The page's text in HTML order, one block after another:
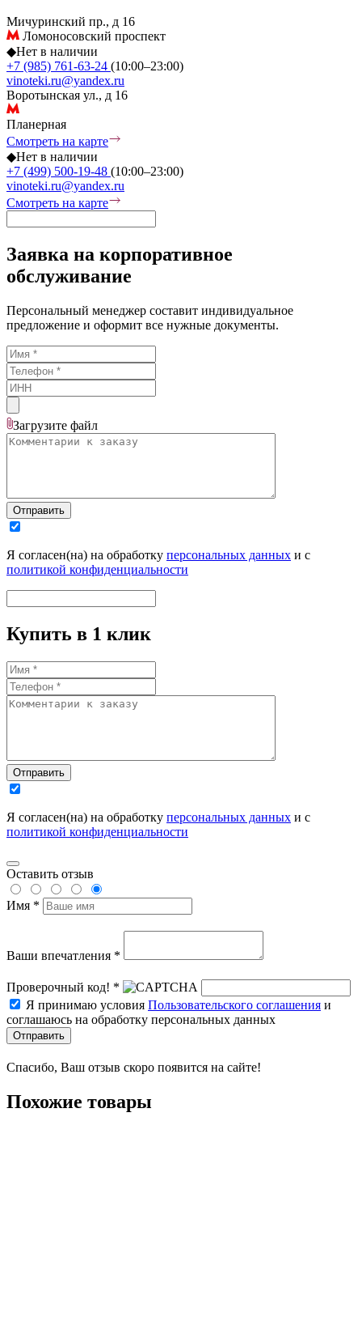
Мичуринский пр., д 16
Ломоносовский проспект
◆Нет в наличии
+7 (985) 761-63-24 (10:00–23:00)
vinoteki.ru@yandex.ru
Воротынская ул., д 16
Планерная
Смотреть на карте
◆Нет в наличии
+7 (499) 500-19-48 (10:00–23:00)
vinoteki.ru@yandex.ru
Смотреть на карте
Заявка на корпоративное
обслуживание
Персональный менеджер составит индивидуальное
предложение и оформит все нужные документы.
Загрузите файл
Отправить
Я согласен(на) на обработку персональных данных и с
политикой конфиденциальности
Купить в 1 клик
Отправить
Я согласен(на) на обработку персональных данных и с
политикой конфиденциальности
Оставить отзыв
Имя *
Ваши впечатления *
Проверочный код! *
Я принимаю условия Пользовательского соглашения и
соглашаюсь на обработку персональных данных
Отправить
Спасибо, Ваш отзыв скоро появится на сайте!
Похожие товары